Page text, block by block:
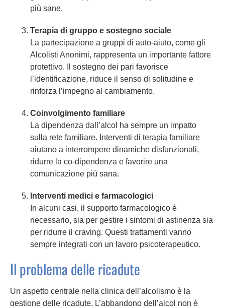
più sane.
Terapia di gruppo e sostegno sociale
La partecipazione a gruppi di auto-aiuto, come gli
Alcolisti Anonimi, rappresenta un importante fattore
protettivo. Il sostegno dei pari favorisce
l’identificazione, riduce il senso di solitudine e
rinforza l’impegno al cambiamento.
Coinvolgimento familiare
La dipendenza dall’alcol ha sempre un impatto
sulla rete familiare. Interventi di terapia familiare
aiutano a interrompere dinamiche disfunzionali,
ridurre la co-dipendenza e favorire una
comunicazione più sana.
Interventi medici e farmacologici
In alcuni casi, il supporto farmacologico è
necessario, sia per gestire i sintomi di astinenza sia
per ridurre il craving. Questi trattamenti vanno
sempre integrati con un lavoro psicoterapeutico.
Il problema delle ricadute
Un aspetto centrale nella clinica dell’alcolismo è la
gestione delle ricadute. L’abbandono dell’alcol non è